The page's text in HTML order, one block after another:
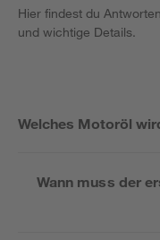
Hier findest du
und wichtige Details.
Welches Motoröl
Wann muss der